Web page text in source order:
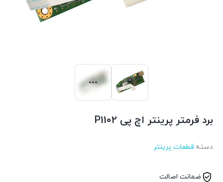
برد فرمتر پرینتر اچ پی P1102
دسته:قطعات پرینتر
ضمانت اصالت